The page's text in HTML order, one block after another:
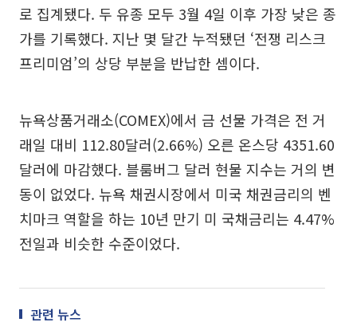
로 집계됐다. 두 유종 모두 3월 4일 이후 가장 낮은 종
가를 기록했다. 지난 몇 달간 누적됐던 ‘전쟁 리스크
프리미엄’의 상당 부분을 반납한 셈이다.
뉴욕상품거래소(COMEX)에서 금 선물 가격은 전 거
래일 대비 112.80달러(2.66%) 오른 온스당 4351.60
달러에 마감했다. 블룸버그 달러 현물 지수는 거의 변
동이 없었다. 뉴욕 채권시장에서 미국 채권금리의 벤
치마크 역할을 하는 10년 만기 미 국채금리는 4.47%
전일과 비슷한 수준이었다.
관련 뉴스